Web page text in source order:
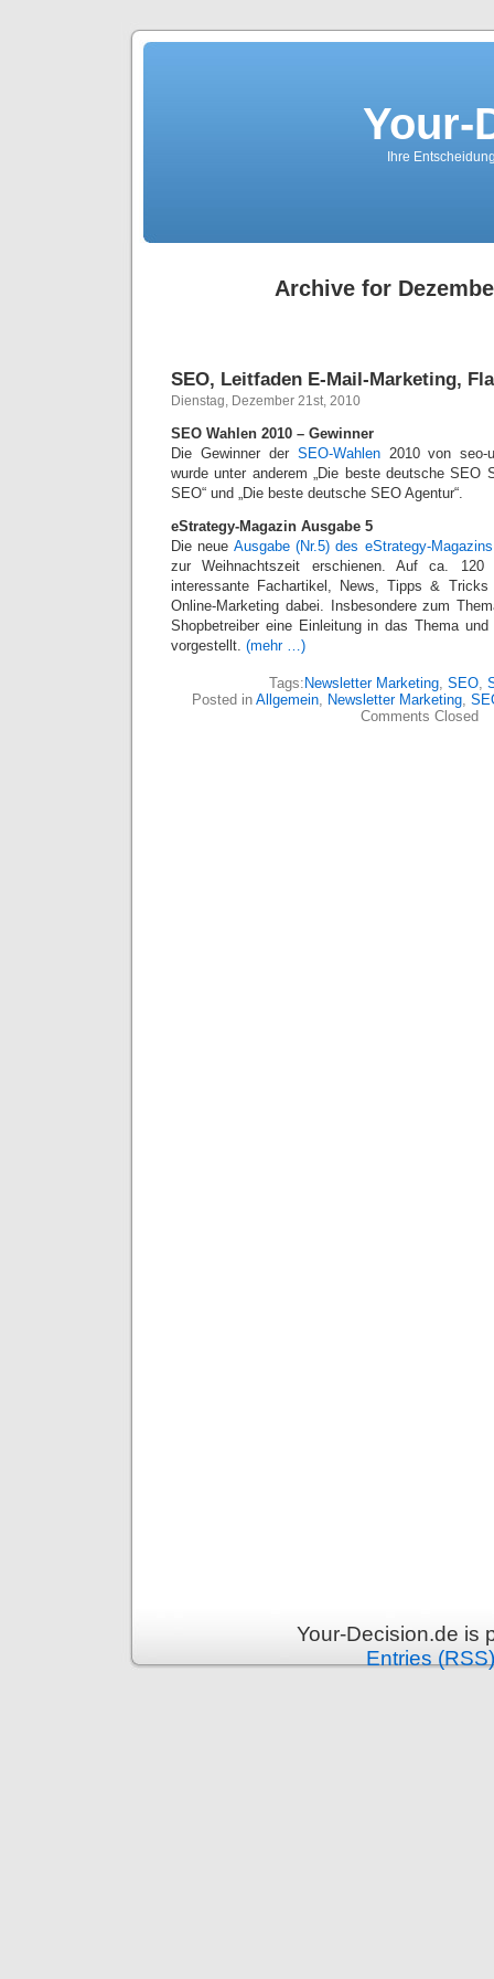
Your-
Ihre
Archive for
SEO, Leitfaden E-Mail-Marketing,
Dienstag, Dezember 21st, 2010
SEO Wahlen 2010 – Gewinner
Die Gewinner der SEO-Wahlen2010 von seo-
wurde unter anderem „Die beste deutsche SEO
SEO“ und „Die beste deutsche SEO Agentur“.
eStrategy-Magazin Ausgabe 5
Die neue Ausgabe (Nr.5) des eStrategy-Magazins
zur Weihnachtszeit erschienen. Auf ca.
interessante Fachartikel, News, Tipps &
Online-Marketing dabei. Insbesondere zum
Shopbetreiber eine Einleitung in das Thema
vorgestellt. (mehr …)
Tags: Newsletter Marketing, SEO,
Posted in Allgemein, Newsletter Marketing,
Comments Closed
Your-Decision.de is
Entries (RSS)